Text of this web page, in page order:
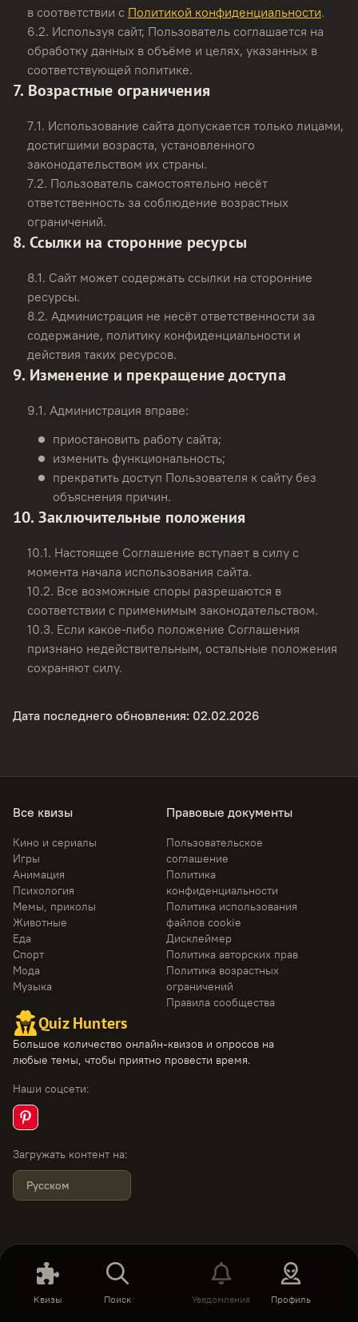
в соответствии с Политикой конфиденциальности.
6.2. Используя сайт, Пользователь соглашается на
обработку данных в объёме и целях, указанных в
соответствующей политике.
7. Возрастные ограничения
7.1. Использование сайта допускается только лицами,
достигшими возраста, установленного
законодательством их страны.
7.2. Пользователь самостоятельно несёт
ответственность за соблюдение возрастных
ограничений.
8. Ссылки на сторонние ресурсы
8.1. Сайт может содержать ссылки на сторонние
ресурсы.
8.2. Администрация не несёт ответственности за
содержание, политику конфиденциальности и
действия таких ресурсов.
9. Изменение и прекращение доступа
9.1. Администрация вправе:
приостановить работу сайта;
изменить функциональность;
прекратить доступ Пользователя к сайту без
объяснения причин.
10. Заключительные положения
10.1. Настоящее Соглашение вступает в силу с
момента начала использования сайта.
10.2. Все возможные споры разрешаются в
соответствии с применимым законодательством.
10.3. Если какое-либо положение Соглашения
признано недействительным, остальные положения
сохраняют силу.
Дата последнего обновления: 02.02.2026
Quiz Hunters
Большое количество онлайн-квизов и опросов на
любые темы, чтобы приятно провести время.
Наши соцсети:
Загружать контент на:
Русском
Все квизы
Кино и сериалы
Игры
Анимация
Психология
Мемы, приколы
Животные
Еда
Спорт
Мода
Музыка
Правовые документы
Пользовательское
соглашение
Политика
конфиденциальности
Политика использования
файлов cookie
Дисклеймер
Политика авторских прав
Политика возрастных
ограничений
Правила сообщества
Квизы Поиск Уведомления Профиль